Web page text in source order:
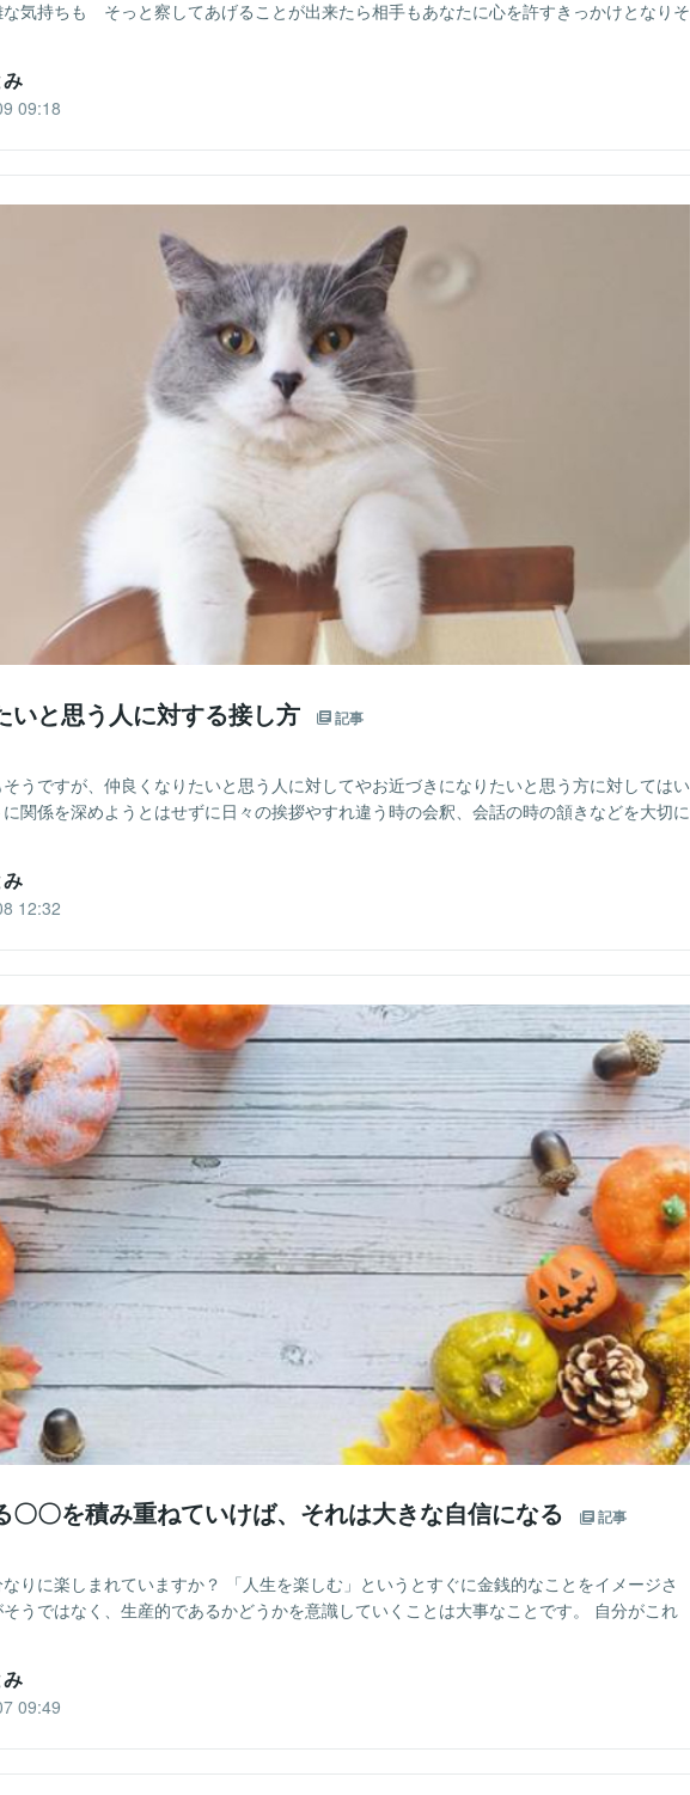
気持ちも そっと察してあげることが出来たら相手もあなたに心を許すきっかけとなりそ
09:18
いと思う人に対する接し方 記事
うですが、仲良くなりたいと思う人に対してやお近づきになりたいと思う方に対してはい
関係を深めようとはせずに日々の挨拶やすれ違う時の会釈、会話の時の頷きなどを大切に
12:32
〇〇を積み重ねていけば、それは大きな自信になる 記事
りに楽しまれていますか？ 「人生を楽しむ」というとすぐに金銭的なことをイメージさ
うではなく、生産的であるかどうかを意識していくことは大事なことです。 自分がこれ
09:49